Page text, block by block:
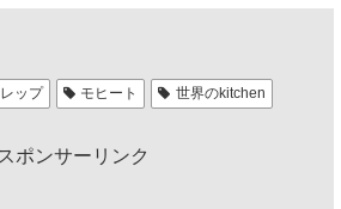
ップ モヒート 世界のkitchen
スポンサーリンク